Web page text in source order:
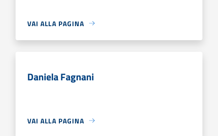
VAI ALLA PAGINA
Daniela Fagnani
VAI ALLA PAGINA